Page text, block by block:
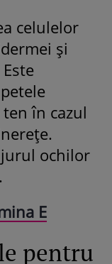
celulelor
și
în cazul
ochilor
E
pentru